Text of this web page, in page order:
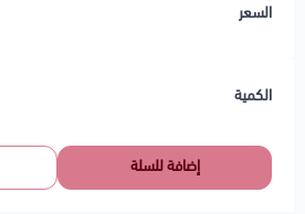
السعر
الكمية
إضافة للسلة